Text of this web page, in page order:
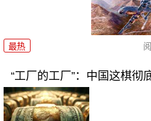
最热
“工厂的工厂”：中国这棋彻